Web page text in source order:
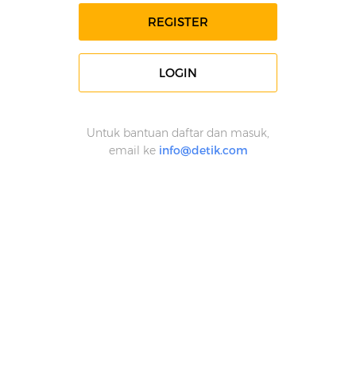
REGISTER
LOGIN
Untuk bantuan daftar dan masuk,
email ke info@detik.com